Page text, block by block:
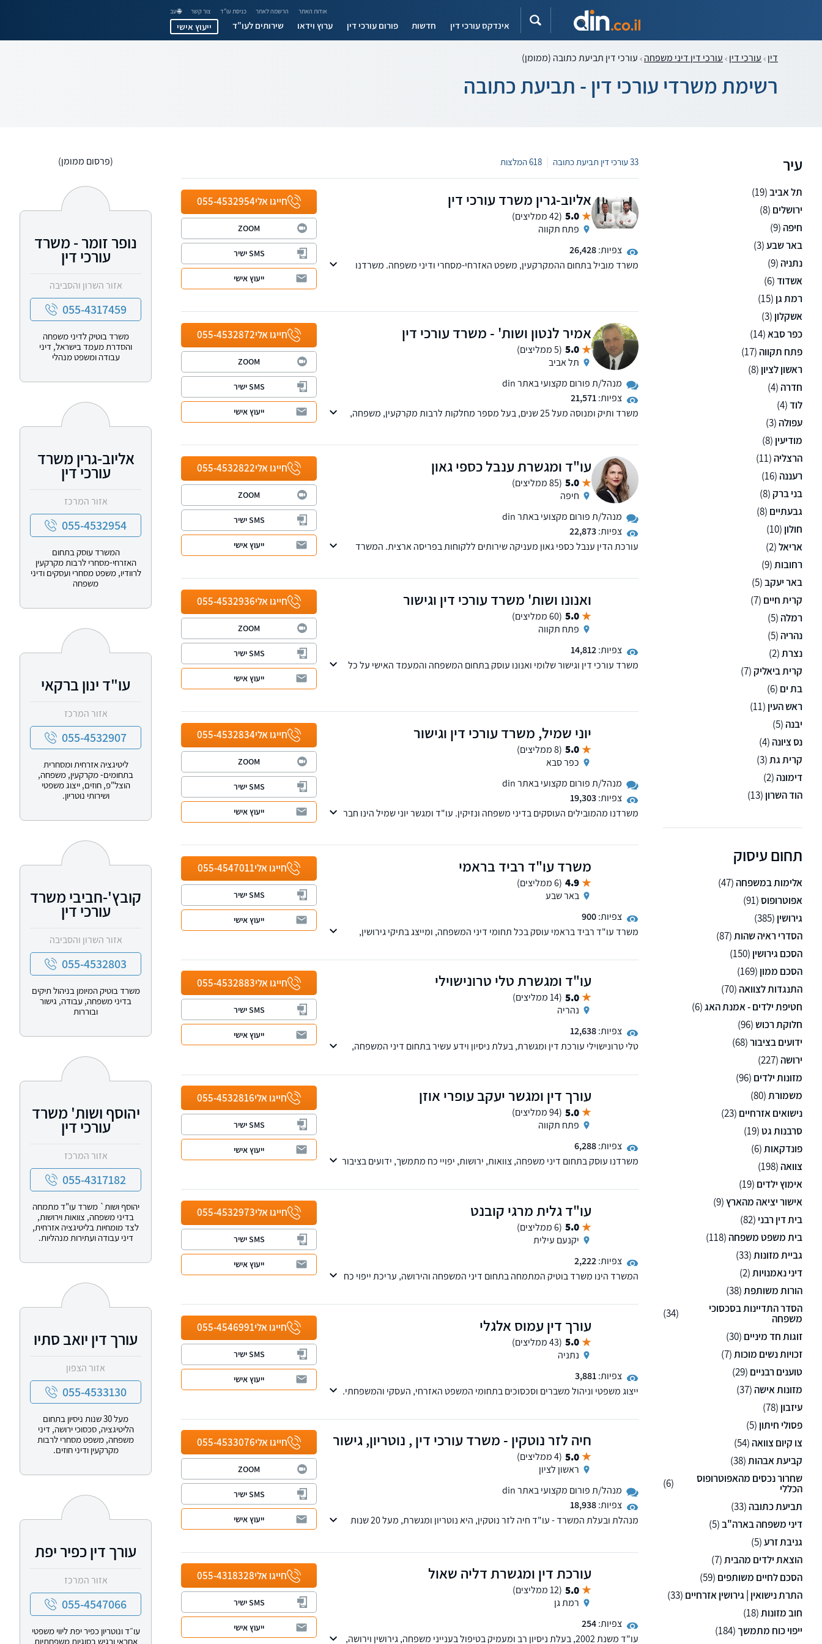
אודות האתר הרשמה לאתר כניסת עו"ד צור קשר 🌐 עב
אינדקס עורכי דין חדשות פורום עורכי דין ערוץ וידאו שירותים לעו"ד ייעוץ אישי
דין עורכי דין עורכי דין דיני משפחה עורכי דין תביעת כתובה (ממומן)
רשימת משרדי עורכי דין - תביעת כתובה
עיר
תל אביב(19)
ירושלים (8)
חיפה (9)
באר שבע(3)
נתניה (9)
אשדוד(6)
רמת גן (15)
אשקלון (3)
כפר סבא(14)
פתח תקווה (17)
ראשון לציון (8)
חדרה (4)
לוד(4)
עפולה (3)
מודיעין (8)
הרצליה (11)
רעננה (16)
בני ברק(8)
גבעתיים (8)
חולון (10)
אריאל(2)
רחובות(9)
באר יעקב(5)
קרית חיים (7)
רמלה (5)
נהריה (5)
נצרת(2)
קרית ביאליק(7)
בת ים (6)
ראש העין (11)
יבנה (5)
נס ציונה (4)
קרית גת(3)
דימונה (2)
הוד השרון (13)
תחום עיסוק
אלימות במשפחה (47)
אפוטרופוס(91)
גירושין (385)
הסדרי ראיה שהות(87)
הסכם גירושין (150)
הסכם ממון (169)
התנגדות לצוואה (70)
חטיפת ילדים - אמנת האג(6)
חלוקת רכוש(96)
ידועים בציבור(68)
ירושה (227)
מזונות ילדים (96)
משמורת(80)
נישואים אזרחיים (23)
סרבנות גט(19)
פונדקאות(6)
צוואה (198)
אימוץ ילדים (19)
אישור יציאה מהארץ(9)
בית דין רבני (82)
בית משפט משפחה (118)
גביית מזונות(33)
דיני נאמנויות(2)
הורות משותפת(38)
הסדר התדיינות בסכסוכי
משפחה
(34)
זוגות חד מיניים (30)
זכויות נשים מוכות(7)
טוענים רבניים (29)
מזונות אישה (37)
עיזבון (78)
פסולי חיתון (5)
צו קיום צוואה (54)
קביעת אבהות(38)
שחרור נכסים מהאפוטרופוס
הכללי
(6)
תביעת כתובה (33)
דיני משפחה בארה"ב(5)
גניבת זרע(5)
הוצאת ילדים מהבית(7)
הסכם לחיים משותפים (59)
התרת נישואין | גירושין אזרחיים (33)
חוב מזונות(18)
ייפוי כוח מתמשך(184)
33 עורכי דין תביעת כתובה 618 המלצות
אליוב-גרין משרד עורכי דין
5.0 (42 ממליצים)
פתח תקווה
צפיות:26,428
משרד מוביל בתחום ההמקרקעין, משפט האזרחי-מסחרי ודיני משפחה. משרדנו
חייגו אלי055-4532954
ZOOM
SMS ישיר
ייעוץ אישי
אמיר לנטון ושות' - משרד עורכי דין
5.0 (5 ממליצים)
תל אביב
מנהל/ת פורום מקצועי באתר din
צפיות:21,571
משרד ותיק ומנוסה מעל 25 שנים, בעל מספר מחלקות לרבות מקרקעין, משפחה,
מקרקעין וקניין וכן בוועדת ירושה ומשפחה, בלשכת עורכי הדין.
חייגו אלי055-4532872
ZOOM
SMS ישיר
ייעוץ אישי
עו"ד ומגשרת ענבל כספי גאון
5.0 (85 ממליצים)
חיפה
מנהל/ת פורום מקצועי באתר din
צפיות:22,873
עורכת הדין ענבל כספי גאון מעניקה שירותים ללקוחות בפריסה ארצית. המשרד
חייגו אלי055-4532822
ZOOM
SMS ישיר
ייעוץ אישי
ואנונו ושות' משרד עורכי דין וגישור
5.0 (60 ממליצים)
פתח תקווה
צפיות:14,812
משרד עורכי דין וגישור שלומי ואנונו עוסק בתחום המשפחה והמעמד האישי על כל
חייגו אלי055-4532936
ZOOM
SMS ישיר
ייעוץ אישי
יוני שמיל, משרד עורכי דין וגישור
5.0 (8 ממליצים)
כפר סבא
מנהל/ת פורום מקצועי באתר din
צפיות:19,303
משרדנו מהמובילים העוסקים בדיני משפחה ונזיקין. עו"ד ומגשר יוני שמיל הינו חבר
חייגו אלי055-4532834
ZOOM
SMS ישיר
ייעוץ אישי
משרד עו"ד רביד בראמי
4.9 (6 ממליצים)
באר שבע
צפיות:900
משרד עו"ד רביד בראמי עוסק בכל תחומי דיני המשפחה, ומייצג בתיקי גירושין,
בנוסף המשרד עוסק ומייצג בתחום הוצאת דיבה ולשון הרע.
חייגו אלי055-4547011
SMS ישיר
ייעוץ אישי
עו"ד ומגשרת טלי טרונישוילי
5.0 (14 ממליצים)
נהריה
צפיות:12,638
טלי טרונישוילי עורכת דין ומגשרת, בעלת ניסיון וידע עשיר בתחום דיני המשפחה,
חייגו אלי055-4532883
SMS ישיר
ייעוץ אישי
עורך דין ומגשר יעקב עופרי אוזן
5.0 (94 ממליצים)
פתח תקווה
צפיות:6,288
משרדנו עוסק בתחום דיני משפחה, צוואות, ירושות, יפויי כח מתמשך, ידועים בציבור
חייגו אלי055-4532816
SMS ישיר
ייעוץ אישי
עו"ד גלית מרגי קובנט
5.0 (6 ממליצים)
יקנעם עילית
צפיות:2,222
המשרד הינו משרד בוטיק המתמחה בתחום דיני המשפחה והירושה, עריכת ייפוי כח
במשרד כל לקוח מקבל ליווי אישי צמוד וזמינות מלאה לכל אורך ההליך המשפטי.
חייגו אלי055-4532973
SMS ישיר
ייעוץ אישי
עורך דין עמוס אלגלי
5.0 (43 ממליצים)
נתניה
צפיות:3,881
ייצוג משפטי וניהול משברים וסכסוכים בתחומי המשפט האזרחי, העסקי והמשפחתי.
חייגו אלי055-4546991
SMS ישיר
ייעוץ אישי
חיה לזר נוטקין - משרד עורכי דין , נוטריון, גישור
5.0 (4 ממליצים)
ראשון לציון
מנהל/ת פורום מקצועי באתר din
צפיות:18,938
מנהלת ובעלת המשרד - עו"ד חיה לזר נוטקין, היא נוטריון ומגשרת, מעל 20 שנות
חייגו אלי055-4533076
ZOOM
SMS ישיר
ייעוץ אישי
עורכת דין ומגשרת דליה שאול
5.0 (12 ממליצים)
רמת גן
צפיות:254
עו"ד משנת 2002, בעלת ניסיון רב ומעמיק בטיפול בענייני משפחה, גירושין וירושה,
חייגו אלי055-4318328
SMS ישיר
ייעוץ אישי
(פרסום ממומן)
נופר זומר - משרד
עורכי דין
אזור השרון והסביבה
055-4317459
משרד בוטיק לדיני משפחה
והסדרת מעמד בישראל, דיני
עבודה ומשפט מנהלי
אליוב-גרין משרד
עורכי דין
אזור המרכז
055-4532954
המשרד עוסק בתחום
האזרחי-מסחרי לרבות מקרקעין
לרוודיו, משפט מסחרי ועסקים ודיני
משפחה
עו"ד ינון ברקאי
אזור המרכז
055-4532907
ליטיגציה אזרחית ומסחרית
בתחומים- מקרקעין, משפחה,
הוצל"פ, חוזים, ייצוג משפטי
ושירותי נוטריון.
קובץ'-חביבי משרד
עורכי דין
אזור השרון והסביבה
055-4532803
משרד בוטיק המיומן בניהול תיקים
בדיני משפחה, עבודה, גישור
ובוררות
יהוסף ושות' משרד
עורכי דין
אזור המרכז
055-4317182
יהוסף ושות` משרד עו"ד מתמחה
בדיני משפחה, צוואות וירושות,
לצד מומחיות בליטיגציה אזרחית,
דיני עבודה ועתירות מנהליות.
עורך דין יואב סתיו
אזור הצפון
055-4533130
מעל 30 שנות ניסיון בתחום
הליטיגציה, סכסוכי ירושה, דיני
משפחה, משפט מסחרי לרבות
מקרקעין ודיני חוזים.
עורך דין כפיר יפת
אזור המרכז
055-4547066
עו״ד ונוטריון כפיר יפת ליווי משפטי
אחראי ורגיש בסוגיות משפחתיות